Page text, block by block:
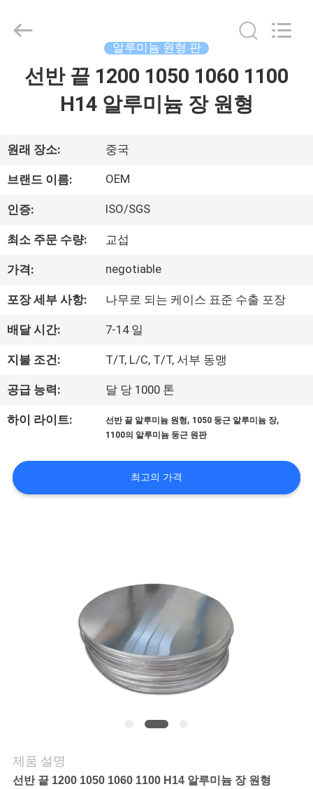
제
품
저
하
여
공
투
어
시
Beijing
Management
Services
알루미늄 원형 판
선반 끝 1200 1050 1060 1100
H14 알루미늄 장 원형
원래 장소: 중국
브랜드 이름: OEM
인증: ISO/SGS
최소 주문 수량: 교섭
가격: negotiable
포장 세부 사항: 나무로 되는 케이스 표준 수출 포장
배달 시간: 7-14 일
지불 조건: T/T, L/C, T/T, 서부 동맹
공급 능력: 달 당 1000 톤
하이 라이트: 선반 끝 알루미늄 원형, 1050 둥근 알루미늄 장,
1100의 알루미늄 둥근 원판
최고의 가격
제품 설명
선반 끝 1200 1050 1060 1100 H14 알루미늄 장 원형